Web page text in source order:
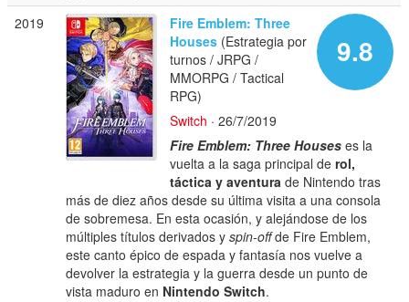
2019
9.8
Fire Emblem: Three
Houses (Estrategia por
turnos / JRPG /
MMORPG / Tactical
RPG)
Switch · 26/7/2019
Fire Emblem: Three Houses es la
vuelta a la saga principal de rol,
táctica y aventura de Nintendo tras
más de diez años desde su última visita a una consola
de sobremesa. En esta ocasión, y alejándose de los
múltiples títulos derivados y spin-offde Fire Emblem,
este canto épico de espada y fantasía nos vuelve a
devolver la estrategia y la guerra desde un punto de
vista maduro en Nintendo Switch.